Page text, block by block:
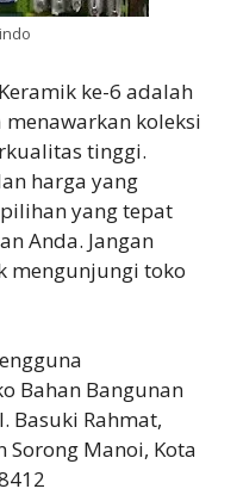
ke-6 adalah
menawarkan koleksi
tinggi.
harga yang
yang tepat
Anda. Jangan
mengunjungi toko
Bahan Bangunan
Basuki Rahmat,
Sorong Manoi, Kota